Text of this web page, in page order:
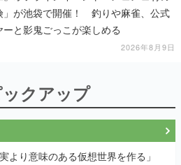
」が池袋で開催！ 釣りや麻雀、公式
ーと影鬼ごっこが楽しめる
2026年8月9日
クアップ
実より意味のある仮想世界を作る」